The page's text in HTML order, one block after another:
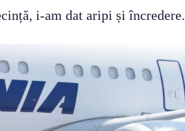
i-am dat aripi și încredere.